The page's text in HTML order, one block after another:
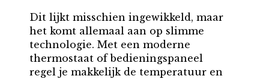
Dit lijkt misschien ingewikkeld, maar
het komt allemaal aan op slimme
technologie. Met een moderne
thermostaat of bedieningspaneel
regel je makkelijk de temperatuur en